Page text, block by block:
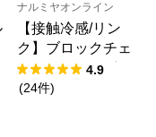
ナルミヤオンライン
【接触冷感/リン
ク】ブロックチェ
ックドッキングT
シャツ
4.9
(24件)